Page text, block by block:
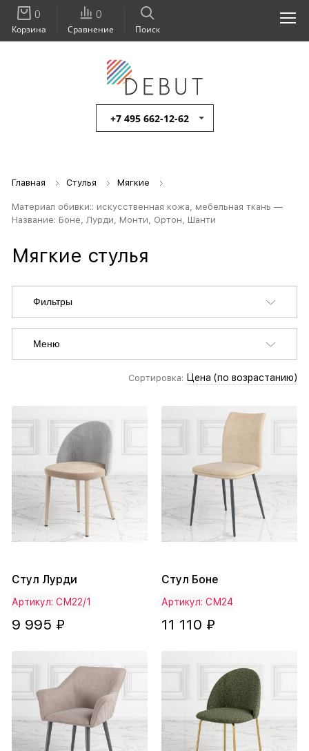
+7 495 662-12-62
Поиск
0
Сравнение
0
Корзина
Главная Стулья Мягкие
Материал обивки:: искусственная кожа, мебельная ткань —
Название: Боне, Лурди, Монти, Ортон, Шанти
Мягкие стулья
Фильтры
Меню
Сортировка: Цена (по возрастанию)
Стул Лурди
Артикул: СМ22/1
9 995 ₽
Стул Боне
Артикул: СМ24
11 110 ₽